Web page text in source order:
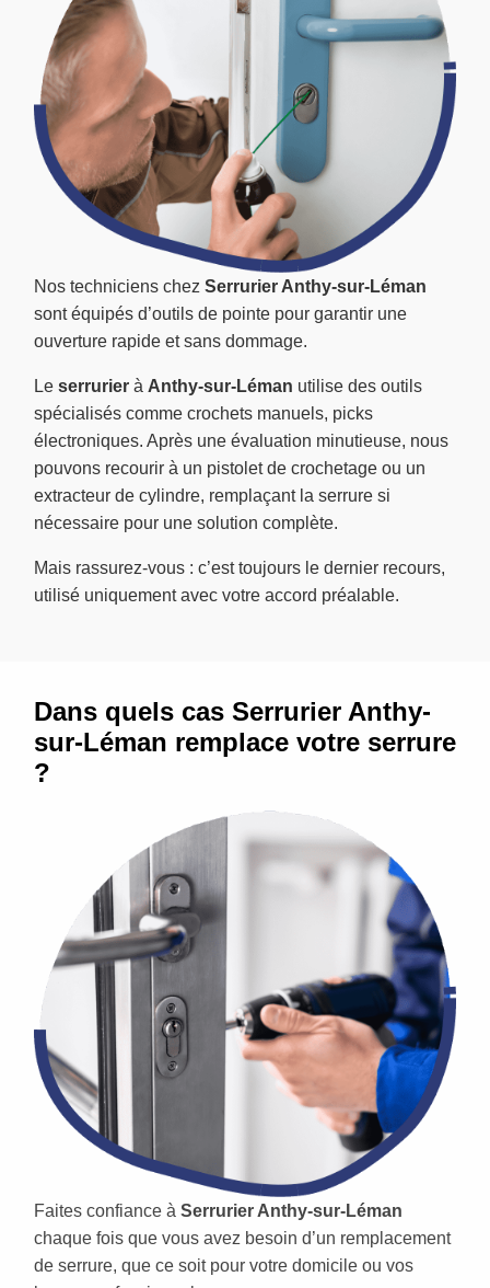
Nos techniciens chez Serrurier Anthy-sur-Léman
sont équipés d’outils de pointe pour garantir une
ouverture rapide et sans dommage.
Le serrurier à Anthy-sur-Léman utilise des outils
spécialisés comme crochets manuels, picks
électroniques. Après une évaluation minutieuse, nous
pouvons recourir à un pistolet de crochetage ou un
extracteur de cylindre, remplaçant la serrure si
nécessaire pour une solution complète.
Mais rassurez-vous : c’est toujours le dernier recours,
utilisé uniquement avec votre accord préalable.
Dans quels cas Serrurier Anthy-
sur-Léman remplace votre serrure
?
Faites confiance à Serrurier Anthy-sur-Léman
chaque fois que vous avez besoin d’un remplacement
de serrure, que ce soit pour votre domicile ou vos